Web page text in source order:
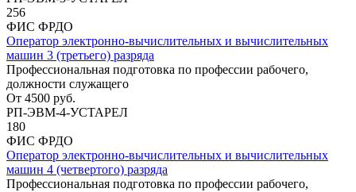
256
ФИС ФРДО
Оператор электронно-вычислительных и вычислительных
машин 3 (третьего) разряда
Профессиональная подготовка по профессии рабочего,
должности служащего
От 4500 руб.
РП-ЭВМ-4-УСТАРЕЛ
180
ФИС ФРДО
Оператор электронно-вычислительных и вычислительных
машин 4 (четвертого) разряда
Профессиональная подготовка по профессии рабочего,